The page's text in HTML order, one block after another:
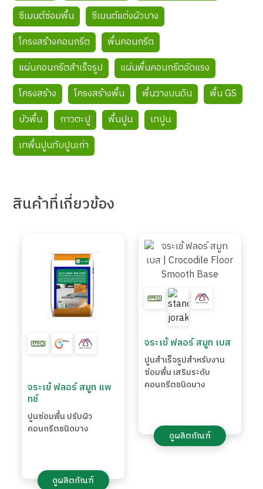
ซีเมนต์ซ่อมพื้น
ซีเมนต์แต่งผิวบาง
โครงสร้างคอนกรีต
พื้นคอนกรีต
แผ่นคอนกรีตสำเร็จรูป
แผ่นพื้นคอนกรีตอัดแรง
โครงสร้าง
โครงสร้างพื้น พื้นวางบนดิน
พื้น GS
บัวพื้น
กาวตะปู พื้นปูน
เทปูน
เทพื้นปูนทับปูนเก่า
สินค้าที่เกี่ยวข้อง
จระเข้ ฟลอร์ สมูท แพ
ทช์
ปูนซ่อมพื้น ปรับผิว
คอนกรีตชนิดบาง
ดูผลิตภัณฑ์
จระเข้ ฟลอร์ สมูท เบส
ปูนสำเร็จรูปสำหรับงาน
ซ่อมพื้น เสริมระดับ
คอนกรีตชนิดบาง
ดูผลิตภัณฑ์